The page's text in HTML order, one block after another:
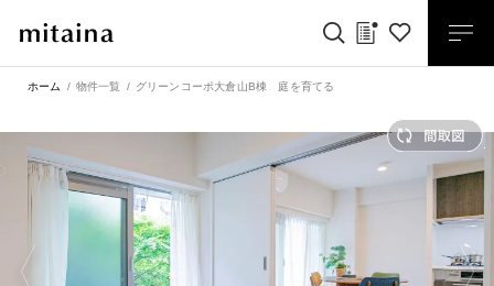
ホーム 物件一覧 グリーンコーポ大倉山B棟 庭を育てる